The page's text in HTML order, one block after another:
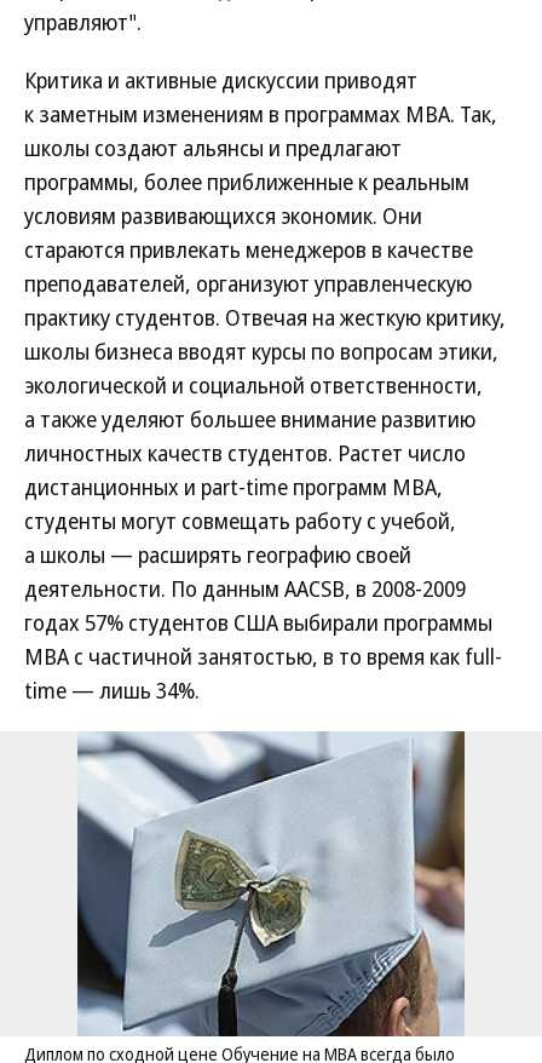
управляют".
Критика и активные дискуссии приводят
к заметным изменениям в программах MBA. Так,
школы создают альянсы и предлагают
программы, более приближенные к реальным
условиям развивающихся экономик. Они
стараются привлекать менеджеров в качестве
преподавателей, организуют управленческую
практику студентов. Отвечая на жесткую критику,
школы бизнеса вводят курсы по вопросам этики,
экологической и социальной ответственности,
а также уделяют большее внимание развитию
личностных качеств студентов. Растет число
дистанционных и part-time программ МВА,
студенты могут совмещать работу с учебой,
а школы — расширять географию своей
деятельности. По данным AACSB, в 2008-2009
годах 57% студентов США выбирали программы
MBA с частичной занятостью, в то время как full-
time — лишь 34%.
Диплом по сходной цене Обучение на MBA всегда было